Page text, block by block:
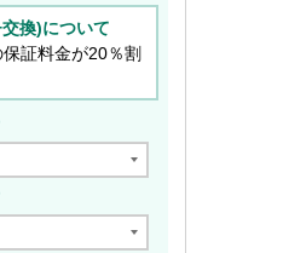
換)について
証料金が20％割